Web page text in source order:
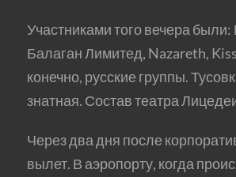
Участниками того вечера
Балаган Лимитед, Nazareth,
конечно, русские группы.
знатная. Состав театра
Через два дня после
вылет. В аэропорту, когда